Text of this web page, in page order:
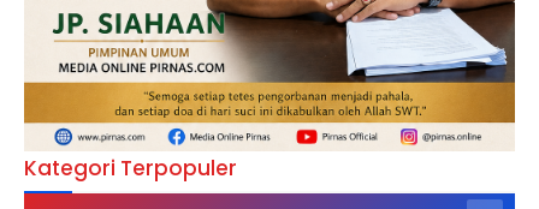
Kategori Terpopuler